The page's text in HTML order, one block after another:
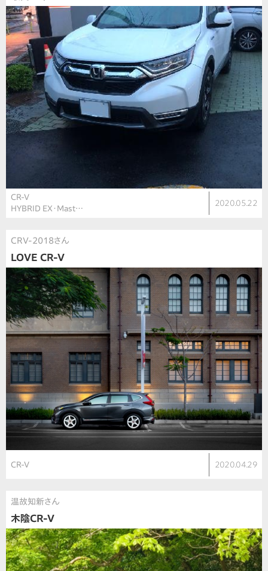
CR-V
HYBRID EX・Mast…
2020.05.22
CRV-2018さん
LOVE CR-V
CR-V 2020.04.29
温故知新さん
木陰CR-V